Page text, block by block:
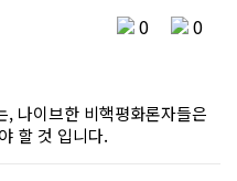
0 0
나이브한 비핵평화론자들은
할 것 입니다.